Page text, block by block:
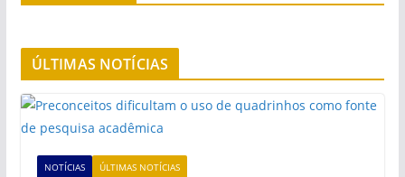
ÚLTIMAS NOTÍCIAS
NOTÍCIAS ÚLTIMAS NOTÍCIAS